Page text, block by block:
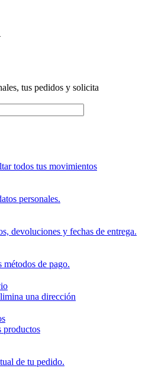
tus pedidos y solicita
todos tus movimientos
personales.
devoluciones y fechas de entrega.
de pago.
una dirección
productos
de tu pedido.